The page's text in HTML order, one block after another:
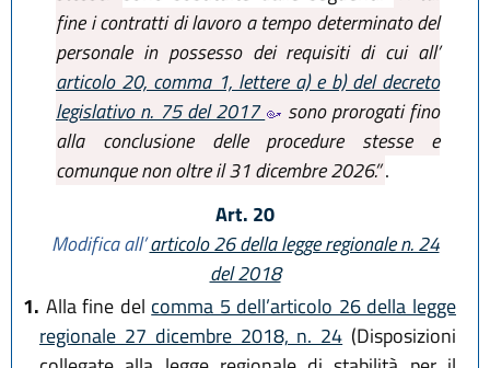
fine i contratti di lavoro a tempo determinato del
personale in possesso dei requisiti di cui all’
articolo 20, comma 1, lettere a) e b) del decreto
legislativo n. 75 del 2017
sono prorogati fino
alla conclusione delle procedure stesse e
comunque non oltre il 31 dicembre 2026.”.
Art. 20
Modifica all’articolo 26 della legge regionale n. 24
del 2018
1. Alla fine del comma 5 dell’articolo 26 della legge
regionale 27 dicembre 2018, n. 24 (Disposizioni